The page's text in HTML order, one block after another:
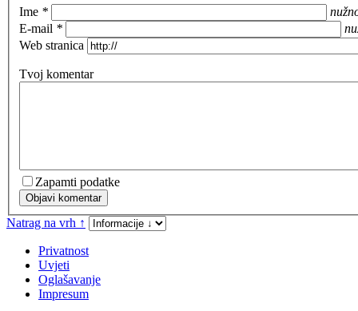
Ime *
E-mail *
Web stranica
Tvoj komentar
Zapamti podatke
Objavi komentar
Natrag na vrh ↑
Privatnost
Uvjeti
Oglašavanje
Impresum